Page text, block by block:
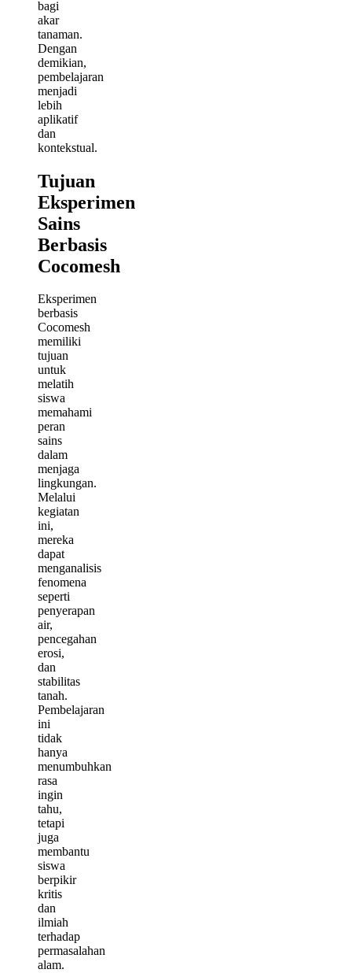
bagi
akar
tanaman.
Dengan
demikian,
pembelajaran
menjadi
lebih
aplikatif
dan
kontekstual.
Tujuan
Eksperimen
Sains
Berbasis
Cocomesh
Eksperimen
berbasis
Cocomesh
memiliki
tujuan
untuk
melatih
siswa
memahami
peran
sains
dalam
menjaga
lingkungan.
Melalui
kegiatan
ini,
mereka
dapat
menganalisis
fenomena
seperti
penyerapan
air,
pencegahan
erosi,
dan
stabilitas
tanah.
Pembelajaran
ini
tidak
hanya
menumbuhkan
rasa
ingin
tahu,
tetapi
juga
membantu
siswa
berpikir
kritis
dan
ilmiah
terhadap
permasalahan
alam.